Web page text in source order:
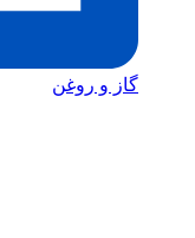
گاز و روغن